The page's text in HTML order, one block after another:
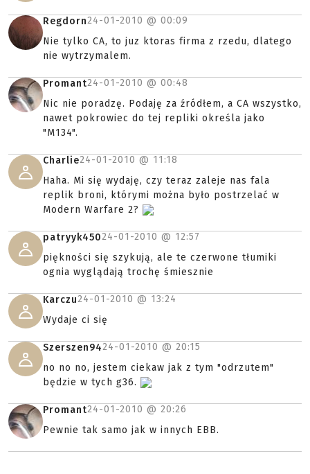
Regdorn24-01-2010 @ 00:09
Nie tylko CA, to juz ktoras firma z rzedu, dlatego
nie wytrzymalem.
Promant24-01-2010 @ 00:48
Nic nie poradzę. Podaję za źródłem, a CA wszystko,
nawet pokrowiec do tej repliki określa jako
"M134".
Charlie24-01-2010 @ 11:18
Haha. Mi się wydaję, czy teraz zaleje nas fala
replik broni, którymi można było postrzelać w
Modern Warfare 2?
patryyk45024-01-2010 @ 12:57
piękności się szykują, ale te czerwone tłumiki
ognia wyglądają trochę śmiesznie
Karczu24-01-2010 @ 13:24
Wydaje ci się
Szerszen9424-01-2010 @ 20:15
no no no, jestem ciekaw jak z tym "odrzutem"
będzie w tych g36.
Promant24-01-2010 @ 20:26
Pewnie tak samo jak w innych EBB.